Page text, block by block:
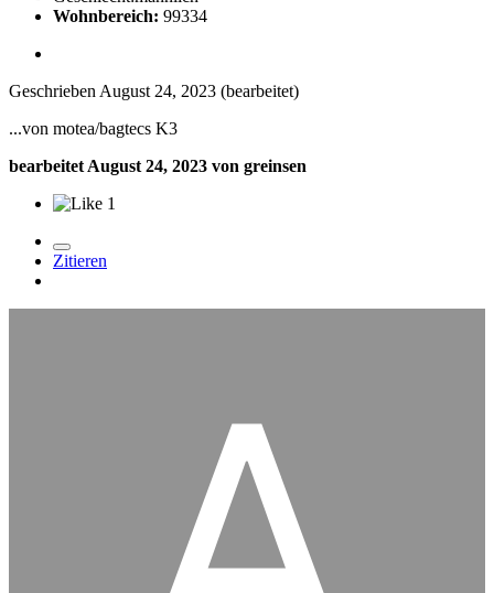
Wohnbereich: 99334
Geschrieben August 24, 2023 (bearbeitet)
...von motea/bagtecs K3
bearbeitet August 24, 2023 von greinsen
1
Zitieren